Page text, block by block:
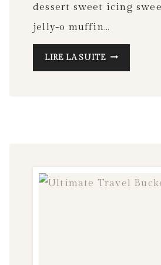
dessert sweet icing
jelly-o muffin…
LIRE LA SUITE LIFE
CHANGING